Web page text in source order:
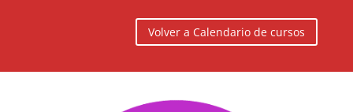
Volver a Calendario de cursos